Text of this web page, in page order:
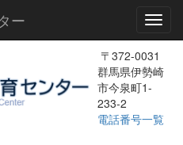
ー
〒372-0031
群馬県伊勢崎
市今泉町1-
233-2
電話番号一覧